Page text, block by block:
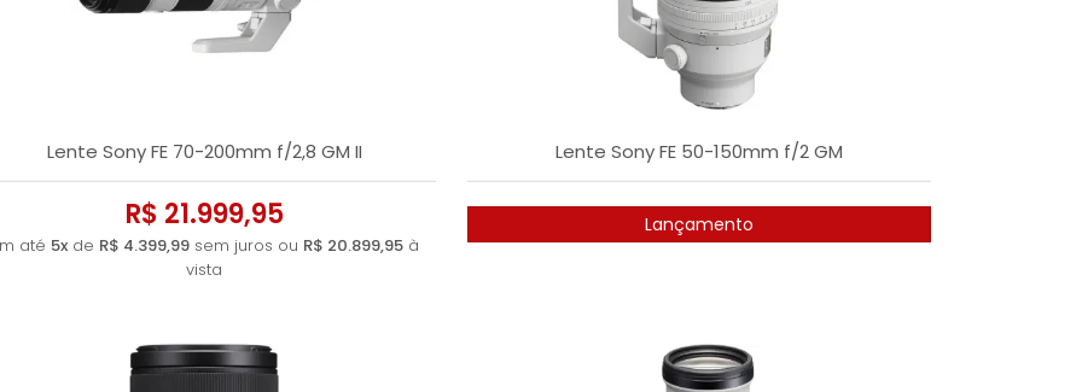
Lente Sony FE 70-200mm f/2,8 GM II
R$ 21.999,95
até 5xde R$ 4.399,99sem juros ou R$ 20.899,95à
vista
Lente Sony FE 50-150mm f/2 GM
Lançamento